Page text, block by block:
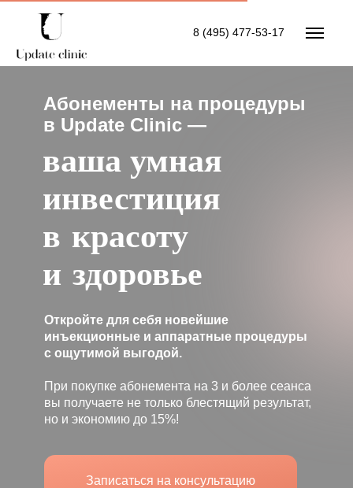
8 (495) 477-53-17
Абонементы на процедуры
в Update Clinic —
ваша умная
инвестиция
в красоту
и здоровье
Записаться на консультацию
Откройте для себя новейшие
инъекционные и аппаратные процедуры
с ощутимой выгодой.
При покупке абонемента на 3 и более сеанса
вы получаете не только блестящий результат,
но и экономию до 15%!